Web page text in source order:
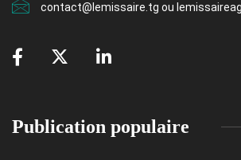
contact@lemissaire.tg ou
Publication populaire